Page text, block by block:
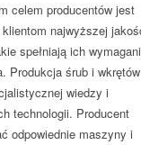
celem producentów jest
najwyższej
spełniają ich
Produkcja śrub i wkrętów
wiedzy i
technologii. Producent
odpowiednie maszyny i